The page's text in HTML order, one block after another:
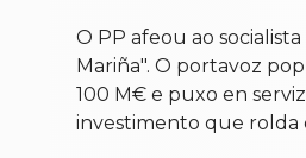
O PP afeou ao
Mariña". O portavoz
100 M€ e puxo en
investimento que rolda